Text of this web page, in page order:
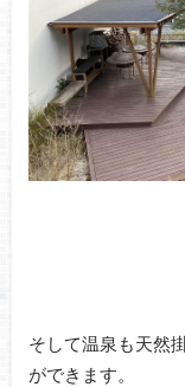
そして温泉も天然
ができます。